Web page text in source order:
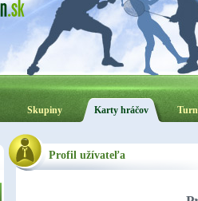
Skupiny Karty hráčov
Profil užívateľa